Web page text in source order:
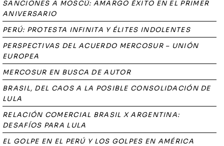
SANCIONES A MOSCÚ: AMARGO ÉXITO EN EL PRIMER
ANIVERSARIO
PERÚ: PROTESTA INFINITA Y ÉLITES INDOLENTES
PERSPECTIVAS DEL ACUERDO MERCOSUR – UNIÓN
EUROPEA
MERCOSUR EN BUSCA DE AUTOR
BRASIL, DEL CAOS A LA POSIBLE CONSOLIDACIÓN DE
LULA
RELACIÓN COMERCIAL BRASIL X ARGENTINA:
DESAFÍOS PARA LULA
EL GOLPE EN EL PERÚ Y LOS GOLPES EN AMÉRICA